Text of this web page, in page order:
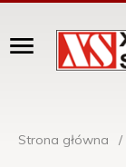
Strona główna